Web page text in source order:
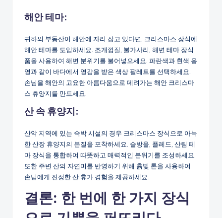
해안 테마:
귀하의 부동산이 해안에 자리 잡고 있다면, 크리스마스 장식에
해안 테마를 도입하세요. 조개껍질, 불가사리, 해변 테마 장식
품을 사용하여 해변 분위기를 불어넣으세요. 파란색과 흰색 음
영과 같이 바다에서 영감을 받은 색상 팔레트를 선택하세요.
손님을 해안의 고요한 아름다움으로 데려가는 해안 크리스마
스 휴양지를 만드세요.
산 속 휴양지:
산악 지역에 있는 숙박 시설의 경우 크리스마스 장식으로 아늑
한 산장 휴양지의 본질을 포착하세요. 솔방울, 플레드, 산림 테
마 장식을 통합하여 따뜻하고 매력적인 분위기를 조성하세요.
또한 주변 산의 자연미를 반영하기 위해 흙빛 톤을 사용하여
손님에게 진정한 산 휴가 경험을 제공하세요.
결론: 한 번에 한 가지 장식